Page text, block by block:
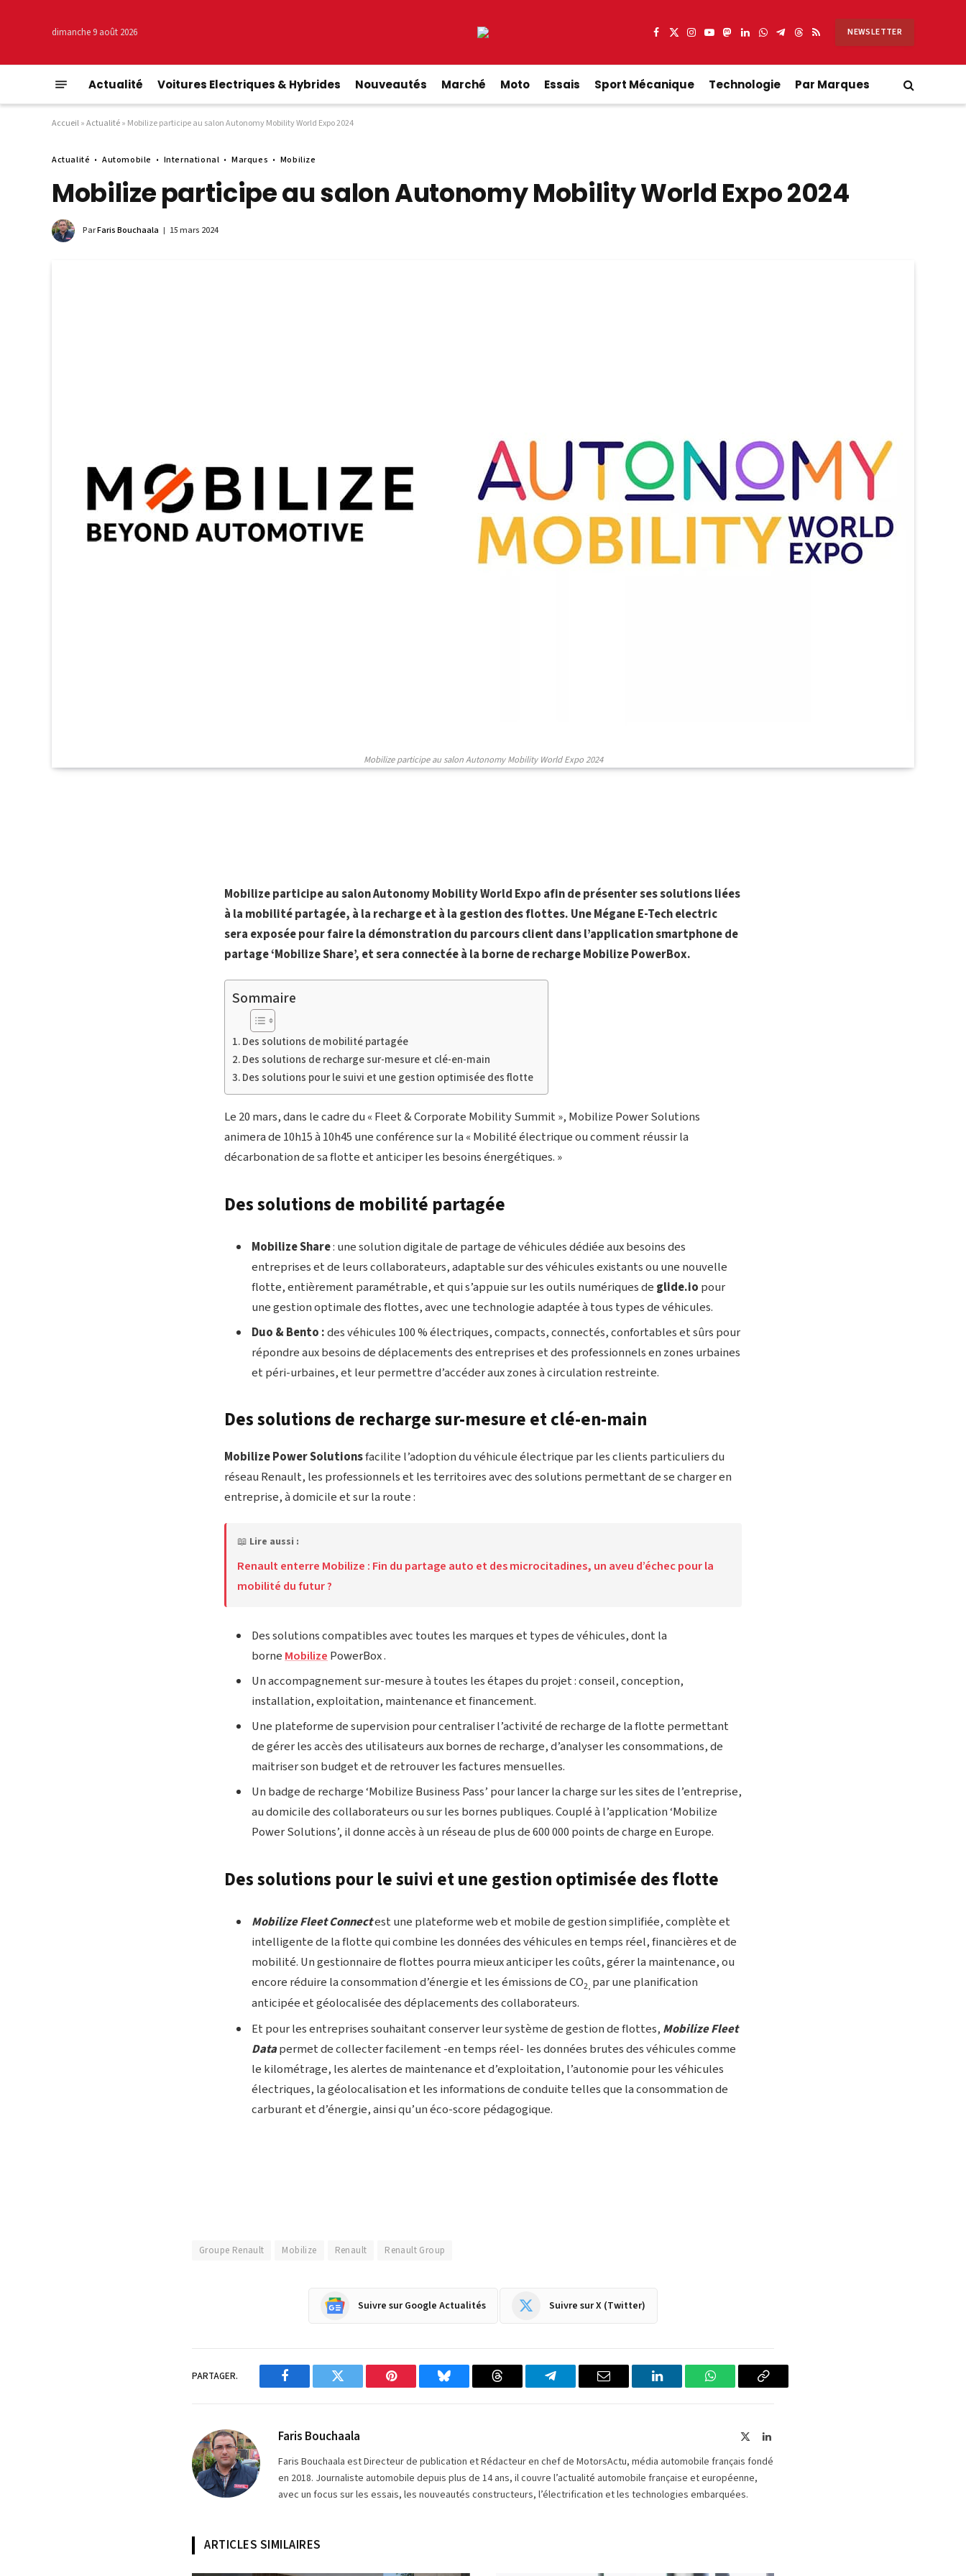
dimanche 9 août 2026 Facebook
X
Instagram
YouTubeMastodon
LinkedInWhatsApp
Partager
Telegram
Threads
RSS NEWSLETTER
Actualité Voitures Electriques & Hybrides Nouveautés Marché Moto Essais Sport Mécanique Technologie Par Marques
Accueil»Actualité» Mobilize participe au salon Autonomy Mobility World Expo 2024
Actualité Automobile International Marques Mobilize
Mobilize participe au salon Autonomy Mobility World Expo 2024
ParFaris Bouchaala 15 mars 2024
Mobilize participe au salon Autonomy Mobility World Expo 2024
Mobilize participe au salon Autonomy Mobility World Expo afin de présenter ses solutions liées
à la mobilité partagée, à la recharge et à la gestion des flottes. Une Mégane E-Tech electric
sera exposée pour faire la démonstration du parcours client dans l’application smartphone de
partage ‘Mobilize Share’, et sera connectée à la borne de recharge Mobilize PowerBox.
Sommaire
Des solutions de mobilité partagée
Des solutions de recharge sur-mesure et clé-en-main
Des solutions pour le suivi et une gestion optimisée des flotte
Le 20 mars, dans le cadre du « Fleet & Corporate Mobility Summit », Mobilize Power Solutions
animera de 10h15 à 10h45 une conférence sur la « Mobilité électrique ou comment réussir la
décarbonation de sa flotte et anticiper les besoins énergétiques. »
Des solutions de mobilité partagée
Mobilize Share: une solution digitale de partage de véhicules dédiée aux besoins des
entreprises et de leurs collaborateurs, adaptable sur des véhicules existants ou une nouvelle
flotte, entièrement paramétrable, et qui s’appuie sur les outils numériques de glide.io pour
une gestion optimale des flottes, avec une technologie adaptée à tous types de véhicules.
Duo & Bento :des véhicules 100 % électriques, compacts, connectés, confortables et sûrs pour
répondre aux besoins de déplacements des entreprises et des professionnels en zones urbaines
et péri-urbaines, et leur permettre d’accéder aux zones à circulation restreinte.
Des solutions de recharge sur-mesure et clé-en-main
Mobilize Power Solutionsfacilite l’adoption du véhicule électrique par les clients particuliers du
réseau Renault, les professionnels et les territoires avec des solutions permettant de se charger en
entreprise, à domicile et sur la route :
📖 Lire aussi :
Renault enterre Mobilize : Fin du partage auto et des microcitadines, un aveu d’échec pour la
mobilité du futur ?
Des solutions compatibles avec toutes les marques et types de véhicules, dont la
borne Mobilize PowerBox .
Un accompagnement sur-mesure à toutes les étapes du projet : conseil, conception,
installation, exploitation, maintenance et financement.
Une plateforme de supervision pour centraliser l’activité de recharge de la flotte permettant
de gérer les accès des utilisateurs aux bornes de recharge, d’analyser les consommations, de
maitriser son budget et de retrouver les factures mensuelles.
Un badge de recharge ‘Mobilize Business Pass’ pour lancer la charge sur les sites de l’entreprise,
au domicile des collaborateurs ou sur les bornes publiques. Couplé à l’application ‘Mobilize
Power Solutions’, il donne accès à un réseau de plus de 600 000 points de charge en Europe.
Des solutions pour le suivi et une gestion optimisée des flotte
Mobilize Fleet Connectest une plateforme web et mobile de gestion simplifiée, complète et
intelligente de la flotte qui combine les données des véhicules en temps réel, financières et de
mobilité. Un gestionnaire de flottes pourra mieux anticiper les coûts, gérer la maintenance, ou
encore réduire la consommation d’énergie et les émissions de CO2, par une planification
anticipée et géolocalisée des déplacements des collaborateurs.
Et pour les entreprises souhaitant conserver leur système de gestion de flottes, Mobilize Fleet
Datapermet de collecter facilement -en temps réel- les données brutes des véhicules comme
le kilométrage, les alertes de maintenance et d’exploitation, l’autonomie pour les véhicules
électriques, la géolocalisation et les informations de conduite telles que la consommation de
carburant et d’énergie, ainsi qu’un éco-score pédagogique.
Groupe Renault Mobilize Renault Renault Group
Suivre sur Google Actualités Suivre sur X (Twitter)
PARTAGER.
Facebook Twitter Pinterest Bluesky Threads
Partager
Email LinkedIn WhatsAppCopier
lien
Faris Bouchaala LinkedIn
Faris Bouchaala est Directeur de publication et Rédacteur en chef de MotorsActu, média automobile français fondé
en 2018. Journaliste automobile depuis plus de 14 ans, il couvre l’actualité automobile française et européenne,
avec un focus sur les essais, les nouveautés constructeurs, l’électrification et les technologies embarquées.
ARTICLES SIMILAIRES